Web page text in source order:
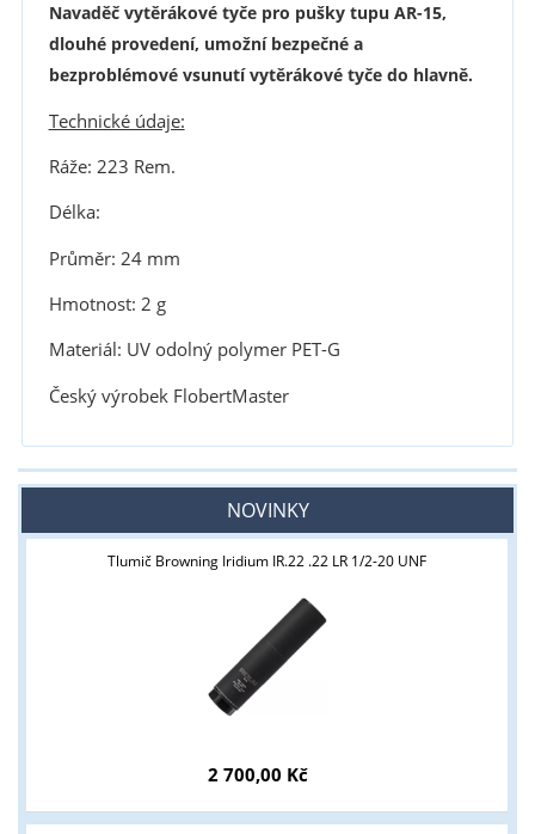
Navaděč vytěrákové tyče pro pušky tupu AR-15,
dlouhé provedení, umožní bezpečné a
bezproblémové vsunutí vytěrákové tyče do hlavně.
Technické údaje:
Ráže: 223 Rem.
Délka:
Průměr: 24 mm
Hmotnost: 2 g
Materiál: UV odolný polymer PET-G
Český výrobek FlobertMaster
NOVINKY
Tlumič Browning Iridium IR.22 .22 LR 1/2-20 UNF
2 700,00 Kč